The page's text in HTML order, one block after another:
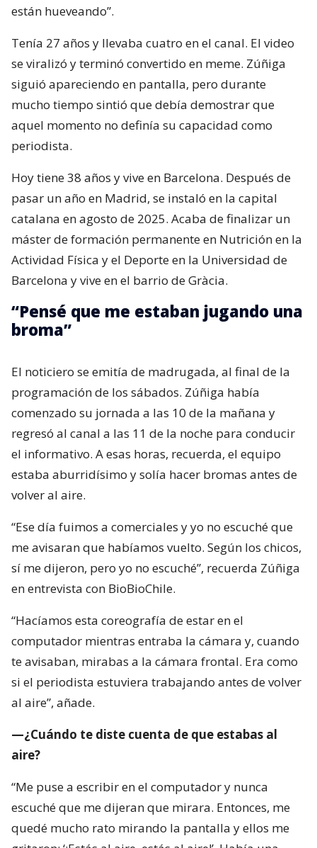
están hueveando”.
Tenía 27 años y llevaba cuatro en el canal. El video
se viralizó y terminó convertido en meme. Zúñiga
siguió apareciendo en pantalla, pero durante
mucho tiempo sintió que debía demostrar que
aquel momento no definía su capacidad como
periodista.
Hoy tiene 38 años y vive en Barcelona. Después de
pasar un año en Madrid, se instaló en la capital
catalana en agosto de 2025. Acaba de finalizar un
máster de formación permanente en Nutrición en la
Actividad Física y el Deporte en la Universidad de
Barcelona y vive en el barrio de Gràcia.
“Pensé que me estaban jugando una
broma”
El noticiero se emitía de madrugada, al final de la
programación de los sábados. Zúñiga había
comenzado su jornada a las 10 de la mañana y
regresó al canal a las 11 de la noche para conducir
el informativo. A esas horas, recuerda, el equipo
estaba aburridísimo y solía hacer bromas antes de
volver al aire.
“Ese día fuimos a comerciales y yo no escuché que
me avisaran que habíamos vuelto. Según los chicos,
sí me dijeron, pero yo no escuché”, recuerda Zúñiga
en entrevista con BioBioChile.
“Hacíamos esta coreografía de estar en el
computador mientras entraba la cámara y, cuando
te avisaban, mirabas a la cámara frontal. Era como
si el periodista estuviera trabajando antes de volver
al aire”, añade.
—¿Cuándo te diste cuenta de que estabas al
aire?
“Me puse a escribir en el computador y nunca
escuché que me dijeran que mirara. Entonces, me
quedé mucho rato mirando la pantalla y ellos me